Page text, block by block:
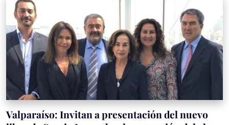
Valparaíso: Invitan a presentación del nuevo